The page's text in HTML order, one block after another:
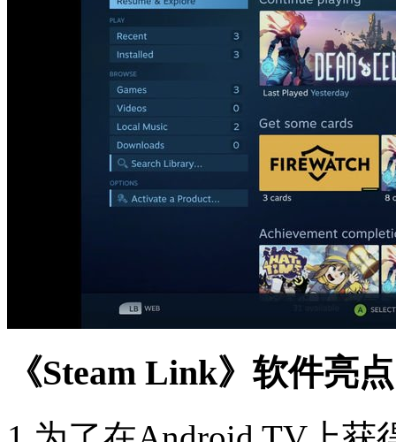
《Steam Link》软件亮